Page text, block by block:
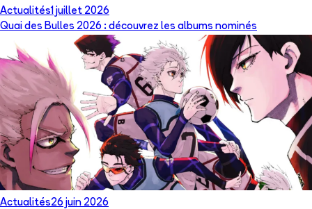
Actualités1 juillet 2026
Quai des Bulles 2026 : découvrez les albums nominés
Actualités26 juin 2026